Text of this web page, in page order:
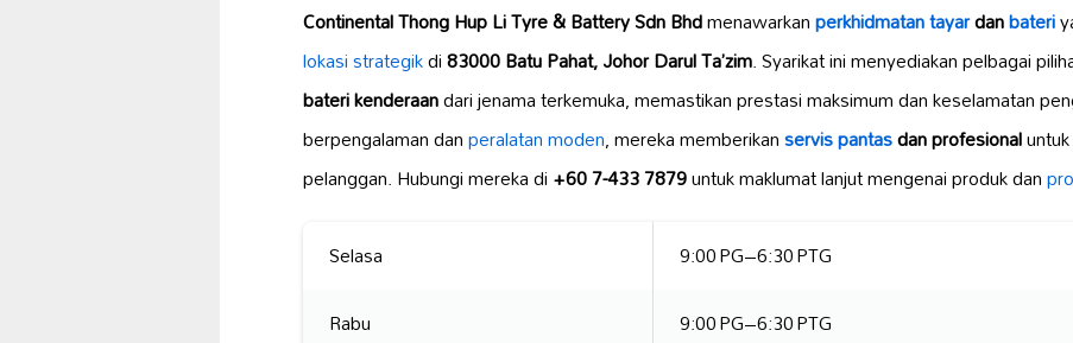
Continental Thong Hup Li Tyre & Battery Sdn Bhdmenawarkanperkhidmatan tayardanbateri
lokasi strategikdi83000 Batu Pahat, Johor Darul Ta’zim. Syarikat ini menyediakan pelbagai
bateri kenderaandari jenama terkemuka, memastikan prestasi maksimum dan keselamatan
berpengalaman danperalatan moden, mereka memberikanservis pantasdan profesional
pelanggan. Hubungi mereka di+60 7-433 7879untuk maklumat lanjut mengenai produk dan
Selasa
9:00 PG–6:30 PTG
Rabu
9:00 PG–6:30 PTG